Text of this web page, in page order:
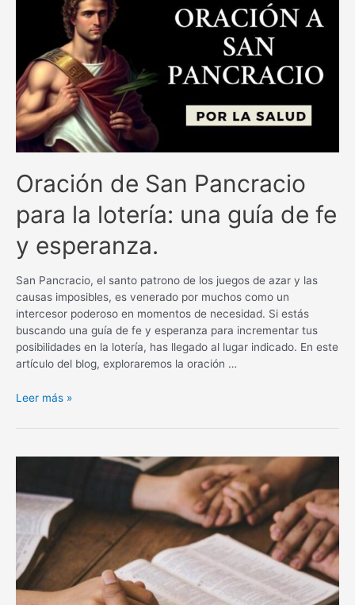
oportunidades
laborales
que
necesitas!
Oración de San Pancracio
para la lotería: una guía de fe
y esperanza.
San Pancracio, el santo patrono de los juegos de azar y las
causas imposibles, es venerado por muchos como un
intercesor poderoso en momentos de necesidad. Si estás
buscando una guía de fe y esperanza para incrementar tus
posibilidades en la lotería, has llegado al lugar indicado. En este
artículo del blog, exploraremos la oración …
Oración
San
lotería:
una
de
fe
y
esperanza.
Leer más »